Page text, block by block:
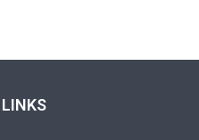
LINKS